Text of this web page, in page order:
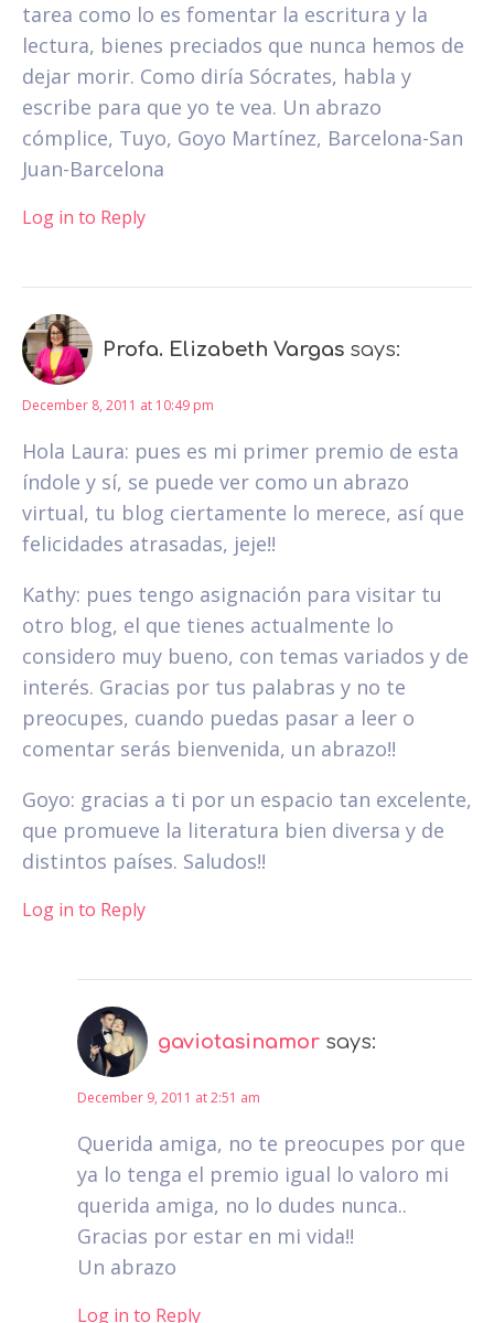
tarea como lo es fomentar la escritura y la
lectura, bienes preciados que nunca hemos de
dejar morir. Como diría Sócrates, habla y
escribe para que yo te vea. Un abrazo
cómplice, Tuyo, Goyo Martínez, Barcelona-San
Juan-Barcelona
Log in to Reply
Profa. Elizabeth Vargas says:
December 8, 2011 at 10:49 pm
Hola Laura: pues es mi primer premio de esta
índole y sí, se puede ver como un abrazo
virtual, tu blog ciertamente lo merece, así que
felicidades atrasadas, jeje!!
Kathy: pues tengo asignación para visitar tu
otro blog, el que tienes actualmente lo
considero muy bueno, con temas variados y de
interés. Gracias por tus palabras y no te
preocupes, cuando puedas pasar a leer o
comentar serás bienvenida, un abrazo!!
Goyo: gracias a ti por un espacio tan excelente,
que promueve la literatura bien diversa y de
distintos países. Saludos!!
Log in to Reply
gaviotasinamor says:
December 9, 2011 at 2:51 am
Querida amiga, no te preocupes por que
ya lo tenga el premio igual lo valoro mi
querida amiga, no lo dudes nunca..
Gracias por estar en mi vida!!
Un abrazo
Log in to Reply